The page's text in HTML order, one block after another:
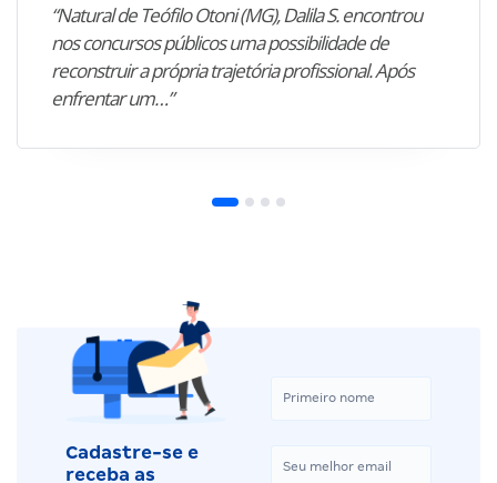
“Natural de Teófilo Otoni (MG), Dalila S. encontrou
nos concursos públicos uma possibilidade de
reconstruir a própria trajetória profissional. Após
enfrentar um…”
Cadastre-se e
receba as